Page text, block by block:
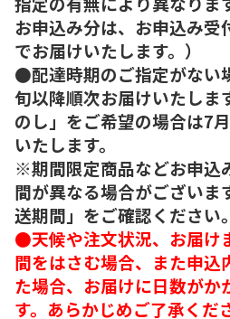
お申込み分は、お申込み受
でお届けいたします。）
●配達時期のご指定がない
旬以降順次お届けいたしま
のし」をご希望の場合は7
いたします。
※期間限定商品などお申込
間が異なる場合がございま
送期間」をご確認ください。
●天候や注文状況、お届け
間をはさむ場合、また申込
た場合、お届けに日数がか
す。あらかじめご了承くだ